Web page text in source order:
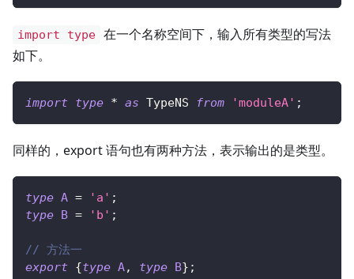
import type 在一个名称空间下，输入所有类型的写法
如下。
import type * as TypeNS from 'moduleA' ;
同样的，export 语句也有两种方法，表示输出的是类型。
type A = 'a' ;
type B = 'b' ;
// 方法一
export {type A, type B} ;